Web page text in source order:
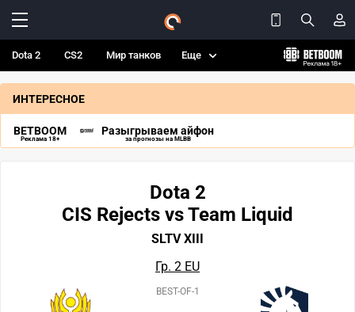
Dota 2 CS2 Мир танков Еще
ИНТЕРЕСНОЕ
BETBOOM
Реклама 18+
Разыгрываем айфон
за прогнозы на MLBB
Dota 2
CIS Rejects vs Team Liquid
SLTV XIII
Гр. 2 EU
BEST-OF-1